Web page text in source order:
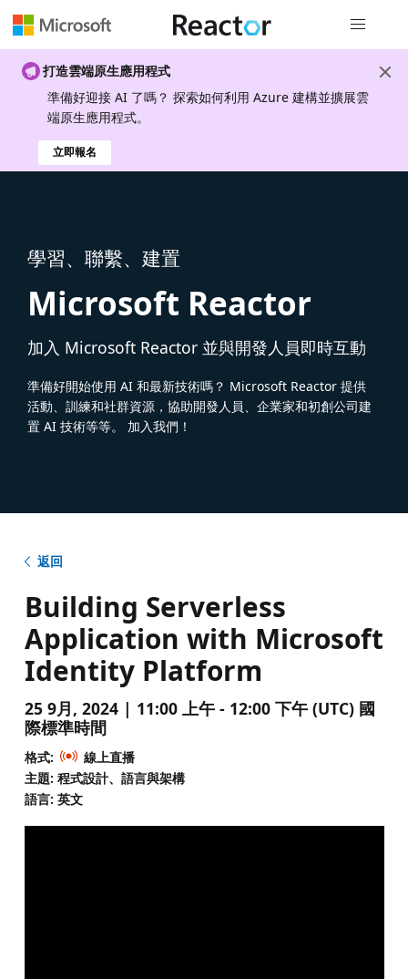
打造雲端原生應用程式
準備好迎接 AI 了嗎？ 探索如何利用 Azure 建構並擴展雲
端原生應用程式。
立即報名
學習、聯繫、建置
Microsoft Reactor
加入 Microsoft Reactor 並與開發人員即時互動
準備好開始使用 AI 和最新技術嗎？ Microsoft Reactor 提供
活動、訓練和社群資源，協助開發人員、企業家和初創公司建
置 AI 技術等等。 加入我們！
返回
Building Serverless
Application with Microsoft
Identity Platform
25 9月, 2024 | 11:00 上午 - 12:00 下午 (UTC) 國
際標準時間
格式:
線上直播
主題: 程式設計、語言與架構
語言: 英文